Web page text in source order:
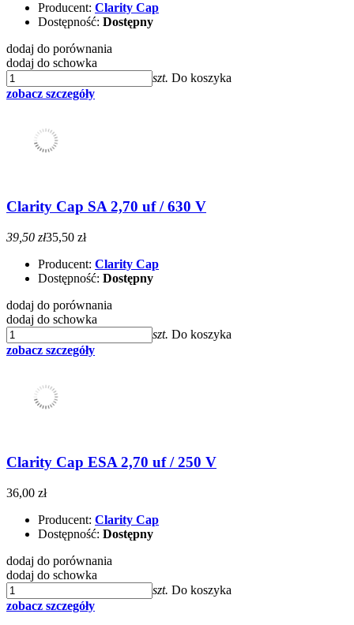
Producent: Clarity Cap
Dostępność: Dostępny
dodaj do porównania
dodaj do schowka
szt. Do koszyka
zobacz szczegóły
Clarity Cap SA 2,70 uf / 630 V
39,50 zł35,50 zł
Producent: Clarity Cap
Dostępność: Dostępny
dodaj do porównania
dodaj do schowka
szt. Do koszyka
zobacz szczegóły
Clarity Cap ESA 2,70 uf / 250 V
36,00 zł
Producent: Clarity Cap
Dostępność: Dostępny
dodaj do porównania
dodaj do schowka
szt. Do koszyka
zobacz szczegóły